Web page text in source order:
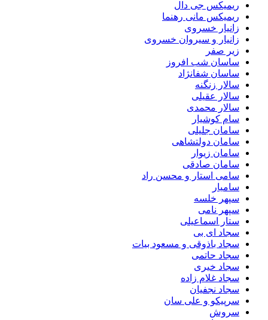
ریمیکس جی دال
ریمیکس مانی رهنما
زانیار خسروی
زانیار و سیروان خسروی
زیر صفر
ساسان شب افروز
ساسان شفانژاد
سالار زنگنه
سالار عقیلی
سالار محمدی
سام کوشیار
سامان جلیلی
سامان دولتشاهی
سامان زیوار
سامان صادقی
سامی استار و محسن راد
سامیار
سپهر خلسه
سپهر نامی
ستار اسماعیلی
سجاد ای بی
سجاد باذوقی و مسعود بیات
سجاد حاتمی
سجاد خیری
سجاد غلام زاده
سجاد نجفیان
سرپیکو و علی سان
سروش